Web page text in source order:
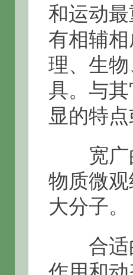
和运动
有相辅
理、生
具。与
显的特点
宽广的
物质微
大分子。
合适的